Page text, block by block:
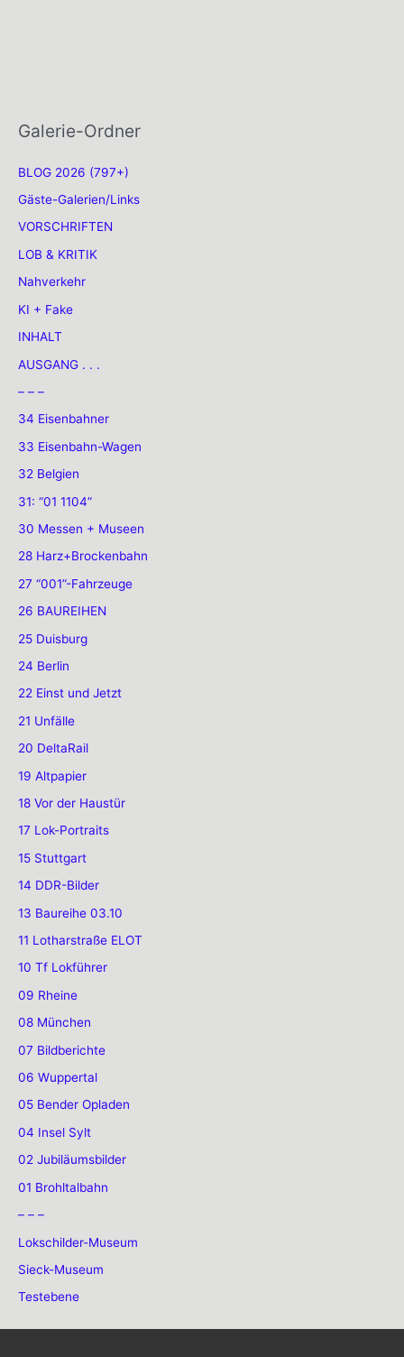
Galerie-Ordner
BLOG 2026 (797+)
Gäste-Galerien/Links
VORSCHRIFTEN
LOB & KRITIK
Nahverkehr
KI + Fake
INHALT
AUSGANG . . .
– – –
34 Eisenbahner
33 Eisenbahn-Wagen
32 Belgien
31: “01 1104”
30 Messen + Museen
28 Harz+Brockenbahn
27 “001”-Fahrzeuge
26 BAUREIHEN
25 Duisburg
24 Berlin
22 Einst und Jetzt
21 Unfälle
20 DeltaRail
19 Altpapier
18 Vor der Haustür
17 Lok-Portraits
15 Stuttgart
14 DDR-Bilder
13 Baureihe 03.10
11 Lotharstraße ELOT
10 Tf Lokführer
09 Rheine
08 München
07 Bildberichte
06 Wuppertal
05 Bender Opladen
04 Insel Sylt
02 Jubiläumsbilder
01 Brohltalbahn
– – –
Lokschilder-Museum
Sieck-Museum
Testebene